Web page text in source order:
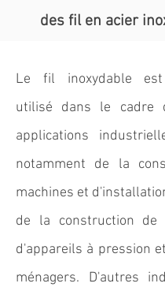
des fil en acier
Le fil inoxydable est
utilisé dans le cadre
applications
notamment de la
machines et
de la construction de
d'appareils à pression
ménagers. D'autres